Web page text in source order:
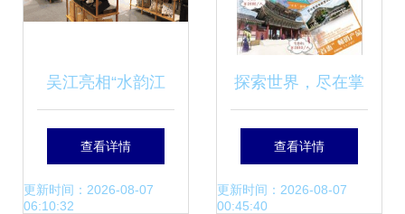
吴江亮相“水韵江
苏”旅游产品交易博
览会，展现特色旅
查看详情
更新时间：2026-08-07
06:10:32
探索世界，尽在掌
握——旅游产品合
辑介绍
查看详情
更新时间：2026-08-07
00:45:40